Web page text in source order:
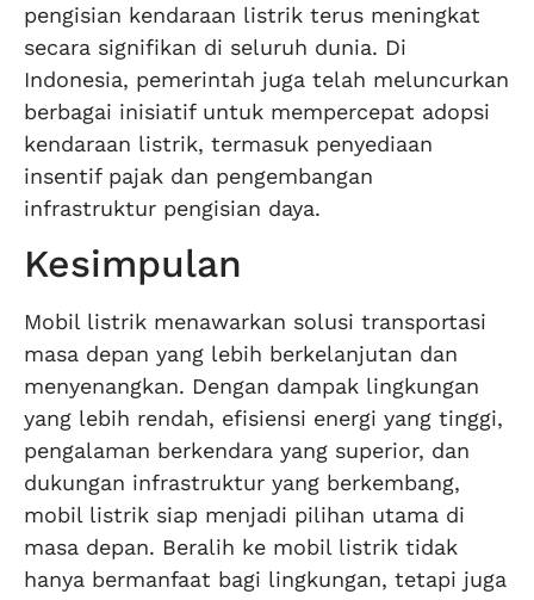
pengisian kendaraan listrik terus meningkat
secara signifikan di seluruh dunia. Di
Indonesia, pemerintah juga telah meluncurkan
berbagai inisiatif untuk mempercepat adopsi
kendaraan listrik, termasuk penyediaan
insentif pajak dan pengembangan
infrastruktur pengisian daya.
Kesimpulan
Mobil listrik menawarkan solusi transportasi
masa depan yang lebih berkelanjutan dan
menyenangkan. Dengan dampak lingkungan
yang lebih rendah, efisiensi energi yang tinggi,
pengalaman berkendara yang superior, dan
dukungan infrastruktur yang berkembang,
mobil listrik siap menjadi pilihan utama di
masa depan. Beralih ke mobil listrik tidak
hanya bermanfaat bagi lingkungan, tetapi juga